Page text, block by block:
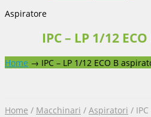
Aspiratore
IPC – LP 1/12
Home → IPC – LP 1/12 ECO B
Home / Macchinari / Aspiratori /